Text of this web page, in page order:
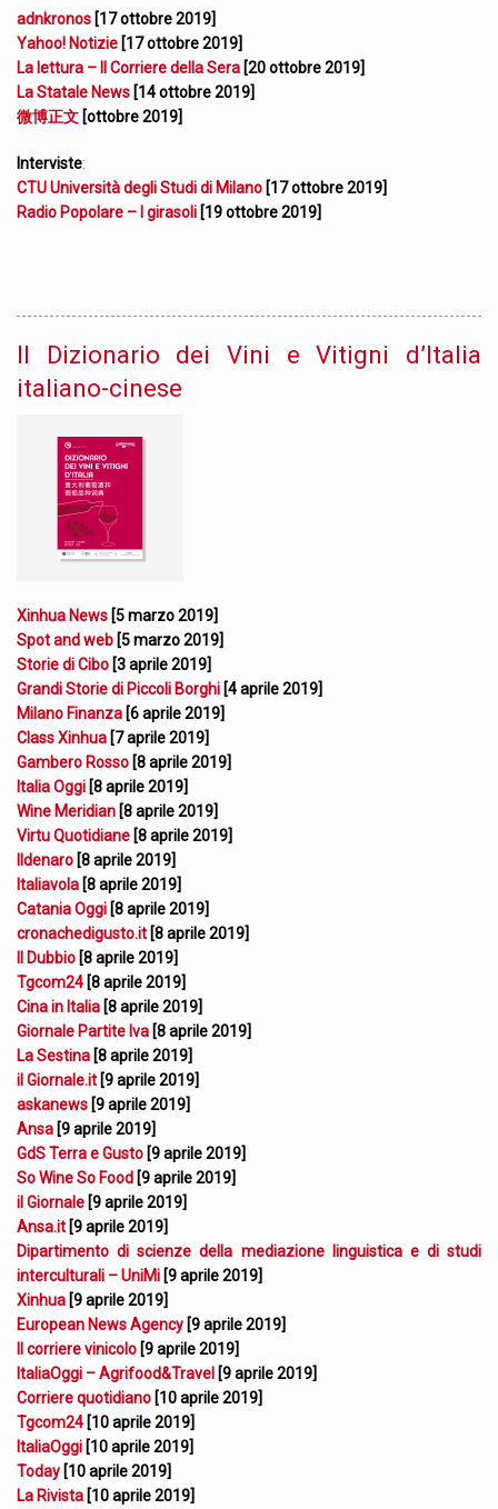
adnkronos [17 ottobre 2019]
Yahoo! Notizie [17 ottobre 2019]
La lettura – Il Corriere della Sera [20 ottobre 2019]
La Statale News [14 ottobre 2019]
微博正文 [ottobre 2019]
Interviste:
CTU Università degli Studi di Milano [17 ottobre 2019]
Radio Popolare – I girasoli [19 ottobre 2019]
Il Dizionario dei Vini e Vitigni d’Italia
italiano-cinese
Xinhua News [5 marzo 2019]
Spot and web [5 marzo 2019]
Storie di Cibo [3 aprile 2019]
Grandi Storie di Piccoli Borghi [4 aprile 2019]
Milano Finanza [6 aprile 2019]
Class Xinhua [7 aprile 2019]
Gambero Rosso [8 aprile 2019]
Italia Oggi [8 aprile 2019]
Wine Meridian [8 aprile 2019]
Virtu Quotidiane [8 aprile 2019]
Ildenaro [8 aprile 2019]
Italiavola [8 aprile 2019]
Catania Oggi [8 aprile 2019]
cronachedigusto.it [8 aprile 2019]
Il Dubbio [8 aprile 2019]
Tgcom24 [8 aprile 2019]
Cina in Italia [8 aprile 2019]
Giornale Partite Iva [8 aprile 2019]
La Sestina [8 aprile 2019]
il Giornale.it [9 aprile 2019]
askanews [9 aprile 2019]
Ansa [9 aprile 2019]
GdS Terra e Gusto [9 aprile 2019]
So Wine So Food [9 aprile 2019]
il Giornale [9 aprile 2019]
Ansa.it [9 aprile 2019]
Dipartimento di scienze della mediazione linguistica e di studi
interculturali – UniMi [9 aprile 2019]
Xinhua [9 aprile 2019]
European News Agency [9 aprile 2019]
Il corriere vinicolo [9 aprile 2019]
ItaliaOggi – Agrifood&Travel [9 aprile 2019]
Corriere quotidiano [10 aprile 2019]
Tgcom24 [10 aprile 2019]
ItaliaOggi [10 aprile 2019]
Today [10 aprile 2019]
La Rivista [10 aprile 2019]